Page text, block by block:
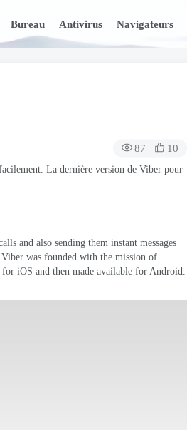
Bureau Antivirus Navigateurs
87 10
La dernière version de Viber pour
and also sending them instant messages
Viber was founded with the mission of
iOS and then made available for Android.